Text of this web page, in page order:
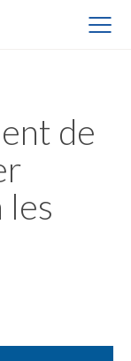
de
les